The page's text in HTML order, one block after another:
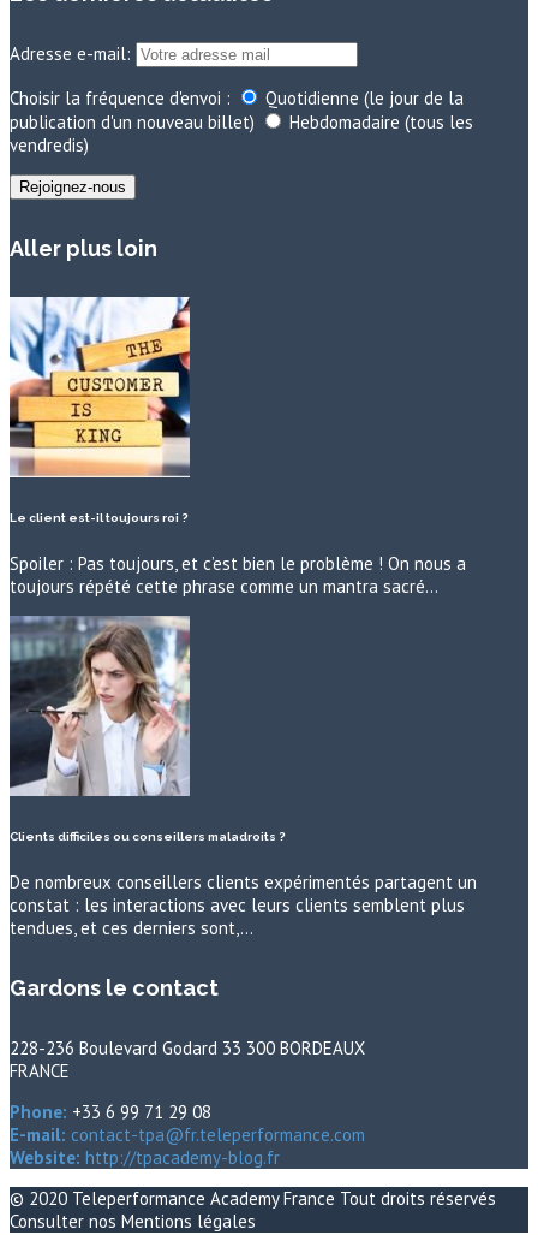
Adresse e-mail:
Choisir la fréquence d'envoi :
Quotidienne (le jour de la
publication d'un nouveau billet)
Hebdomadaire (tous les
vendredis)
Aller plus loin
Le client est-il toujours roi ?
Spoiler : Pas toujours, et c’est bien le problème ! On nous a
toujours répété cette phrase comme un mantra sacré…
Clients difficiles ou conseillers maladroits ?
De nombreux conseillers clients expérimentés partagent un
constat : les interactions avec leurs clients semblent plus
tendues, et ces derniers sont,…
Gardons le contact
228-236 Boulevard Godard 33 300 BORDEAUX
FRANCE
Phone: +33 6 99 71 29 08
E-mail: contact-tpa@fr.teleperformance.com
Website: http://tpacademy-blog.fr
© 2020 Teleperformance Academy France Tout droits réservés
Consulter nos Mentions légales